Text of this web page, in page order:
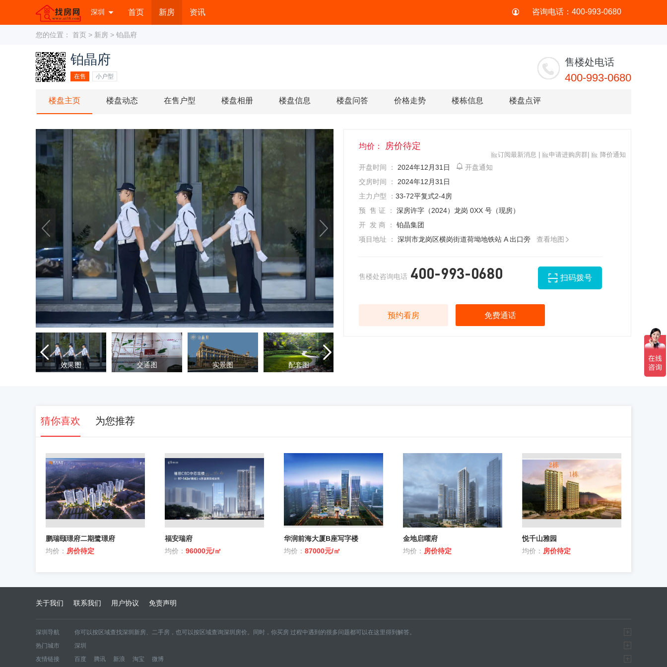
深圳 首页 新房 资讯 咨询电话：400-993-0680
您的位置： 首页 > 新房 > 铂晶府
铂晶府
在售 小户型
售楼处电话
400-993-0680
楼盘主页 楼盘动态 在售户型 楼盘相册 楼盘信息 楼盘问答 价格走势 楼栋信息 楼盘点评
 
效果图 交通图 实景图 配套图
均价： 房价待定
订阅最新消息 | 申请进购房群|  降价通知
开盘时间 ： 2024年12月31日
开盘通知
交房时间 ：
2024年12月31日
主力户型 ： 33-72平复式2-4房
预 售 证 ：
深房许字（2024）龙岗 0XX 号（现房）
开 发 商 ：
铂晶集团
项目地址 ：
深圳市龙岗区横岗街道荷坳地铁站 A 出口旁 查看地图 
售楼处咨询电话 400-993-0680 扫码拨号
预约看房 免费通话
猜你喜欢 为您推荐
鹏瑞颐璟府二期鹭璟府
均价： 房价待定
福安瑞府
均价： 96000元/㎡
华润前海大厦B座写字楼
均价： 87000元/㎡
金地启曜府
均价： 房价待定
悦千山雅园
均价： 房价待定
关于我们 联系我们 用户协议 免责声明
深圳导航 你可以按区域查找深圳新房、二手房，也可以按区域查询深圳房价。同时，你买房 过程中遇到的很多问题都可以在这里得到解答。
区域新房 宝安
区域二手房 宝安二手房 大鹏新区二手房 福田二手房
热门城市
深圳
友情链接
百度 腾讯 新浪 淘宝 微博